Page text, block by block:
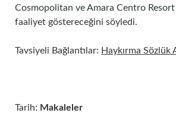
Cosmopolitan ve Amara Centro Resort
faaliyet göstereceğini söyledi.
Tavsiyeli Bağlantılar: Haykırma Sözlük
Tarih: Makaleler